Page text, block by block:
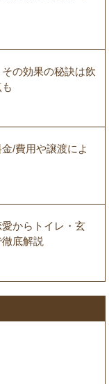
の効果の秘訣は飲
/費用や譲渡によ
からトイレ・玄
底解説